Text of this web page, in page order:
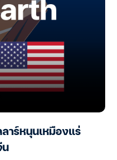
าร์หนุนเหมืองแร่
น